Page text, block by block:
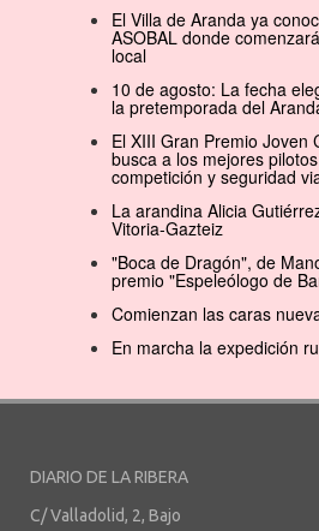
El Villa de Aranda ya
ASOBAL donde
local
10 de agosto: La fecha
la pretemporada del
El XIII Gran Premio Joven
busca a los mejores
competición y seguridad
La arandina Alicia
Vitoria-Gazteiz
"Boca de Dragón", de
premio "Espeleólogo de
Comienzan las caras
En marcha la expedición
DIARIO DE LA RIBERA
C/ Valladolid, 2, Bajo